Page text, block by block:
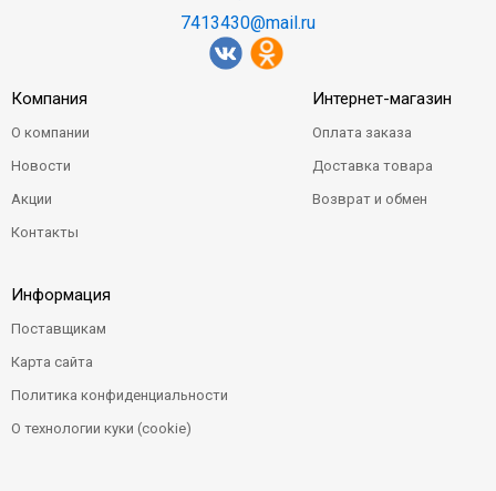
7413430@mail.ru
Компания
О компании
Новости
Акции
Контакты
Интернет-магазин
Оплата заказа
Доставка товара
Возврат и обмен
Информация
Поставщикам
Карта сайта
Политика конфиденциальности
О технологии куки (cookie)